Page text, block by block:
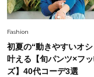
やぐ
Fashion
初夏の“動きやすいオ
叶える【旬パンツ×フ
ズ】40代コーデ3選